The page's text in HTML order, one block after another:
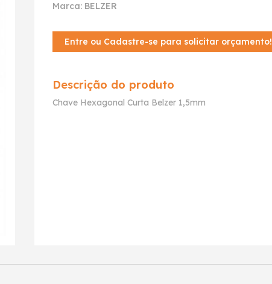
Marca: BELZER
Entre ou Cadastre-se para solicitar orçamento!
Descrição do produto
Chave Hexagonal Curta Belzer 1,5mm